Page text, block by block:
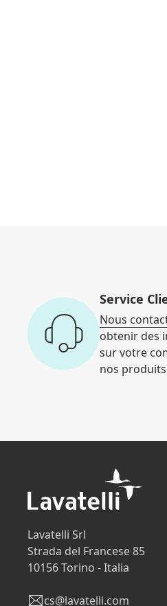
Service
Nous
obtenir des
sur votre
nos
Lavatelli Srl
Strada del Francese 85
10156 Torino - Italia
cs@lavatelli.com